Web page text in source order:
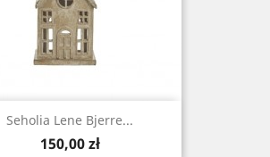
Seholia Lene Bjerre...
Cena
150,00 zł